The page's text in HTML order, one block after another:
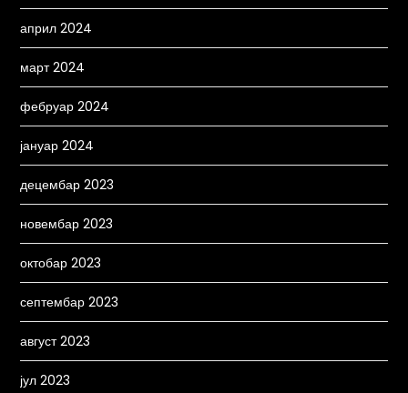
април 2024
март 2024
фебруар 2024
јануар 2024
децембар 2023
новембар 2023
октобар 2023
септембар 2023
август 2023
јул 2023